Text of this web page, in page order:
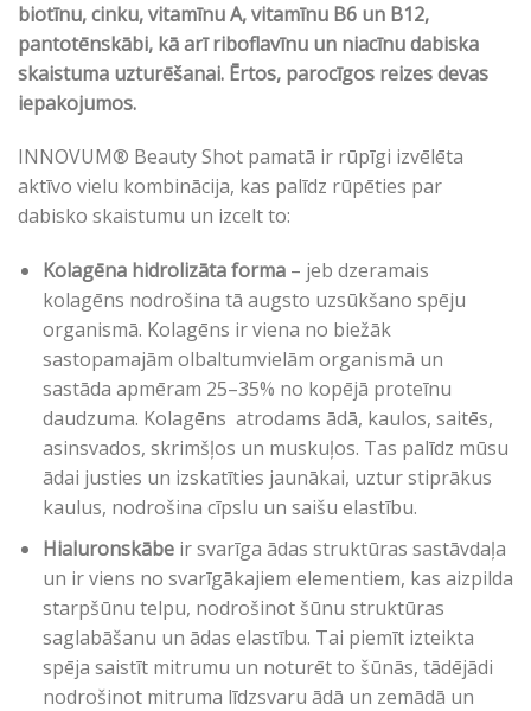
biotīnu, cinku, vitamīnu A, vitamīnu B6 un B12,
pantotēnskābi, kā arī riboflavīnu un niacīnu dabiska
skaistuma uzturēšanai. Ērtos, parocīgos reizes devas
iepakojumos.
INNOVUM® Beauty Shot pamatā ir rūpīgi izvēlēta
aktīvo vielu kombinācija, kas palīdz rūpēties par
dabisko skaistumu un izcelt to:
Kolagēna hidrolizāta forma– jeb dzeramais
kolagēns nodrošina tā augsto uzsūkšano spēju
organismā. Kolagēns ir viena no biežāk
sastopamajām olbaltumvielām organismā un
sastāda apmēram 25–35% no kopējā proteīnu
daudzuma. Kolagēns atrodams ādā, kaulos, saitēs,
asinsvados, skrimšļos un muskuļos. Tas palīdz mūsu
ādai justies un izskatīties jaunākai, uztur stiprākus
kaulus, nodrošina cīpslu un saišu elastību.
Hialuronskābeir svarīga ādas struktūras sastāvdaļa
un ir viens no svarīgākajiem elementiem, kas aizpilda
starpšūnu telpu, nodrošinot šūnu struktūras
saglabāšanu un ādas elastību. Tai piemīt izteikta
spēja saistīt mitrumu un noturēt to šūnās, tādējādi
nodrošinot mitruma līdzsvaru ādā un zemādā un